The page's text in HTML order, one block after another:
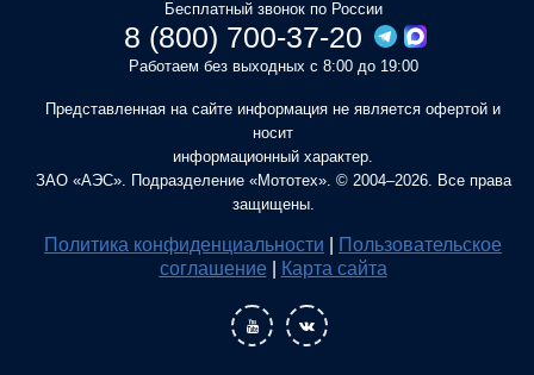
Бесплатный звонок по России
8 (800) 700-37-20
Работаем без выходных с 8:00 до 19:00
Представленная на сайте информация не является офертой и
носит
информационный характер.
ЗАО «АЭС». Подразделение «Мототех». © 2004–2026. Все права
защищены.
Политика конфиденциальности
Пользовательское
соглашение
Карта сайта